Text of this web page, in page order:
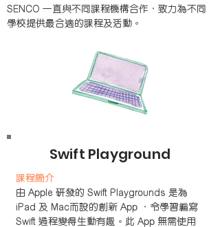
SENCO 一直與不同課程機構合作，致力為不同
學校提供最合適的課程及活動。
Swift Playground
課程簡介
由 Apple 研發的 Swift Playgrounds 是為
iPad 及 Mac而設的創新 App ，令學習編寫
Swift 過程變得生動有趣。此 App 無需使用